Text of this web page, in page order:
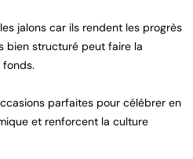
jalons car ils rendent les progrès
bien structuré peut faire la
parfaites pour célébrer en
et renforcent la culture